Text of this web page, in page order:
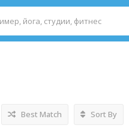
Best Match Sort By